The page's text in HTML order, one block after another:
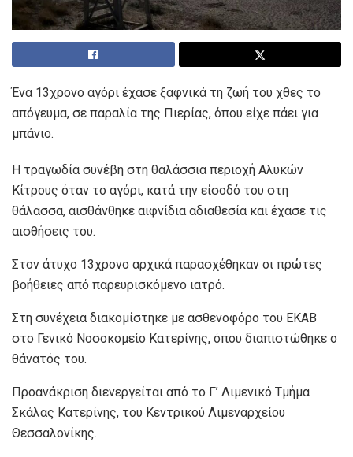
Ένα 13χρονο αγόρι έχασε ξαφνικά τη ζωή του χθες το
απόγευμα, σε παραλία της Πιερίας, όπου είχε πάει για
μπάνιο.
Η τραγωδία συνέβη στη θαλάσσια περιοχή Αλυκών
Κίτρους όταν το αγόρι, κατά την είσοδό του στη
θάλασσα, αισθάνθηκε αιφνίδια αδιαθεσία και έχασε τις
αισθήσεις του.
Στον άτυχο 13χρονο αρχικά παρασχέθηκαν οι πρώτες
βοήθειες από παρευρισκόμενο ιατρό.
Στη συνέχεια διακομίστηκε με ασθενοφόρο του ΕΚΑΒ
στο Γενικό Νοσοκομείο Κατερίνης, όπου διαπιστώθηκε ο
θάνατός του.
Προανάκριση διενεργείται από το Γ’ Λιμενικό Τμήμα
Σκάλας Κατερίνης, του Κεντρικού Λιμεναρχείου
Θεσσαλονίκης.